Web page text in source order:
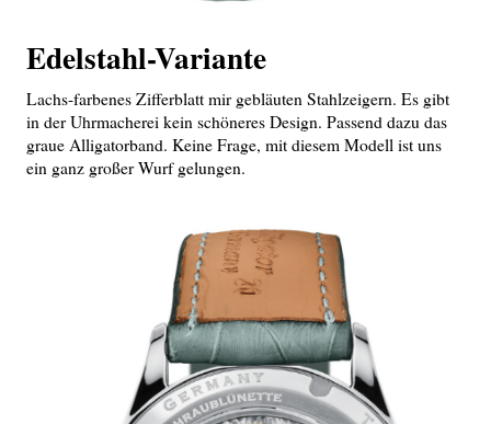
Edelstahl-Variante
Lachs-farbenes Zifferblatt mir gebläuten Stahlzeigern. Es gibt
in der Uhrmacherei kein schöneres Design. Passend dazu das
graue Alligatorband. Keine Frage, mit diesem Modell ist uns
ein ganz großer Wurf gelungen.